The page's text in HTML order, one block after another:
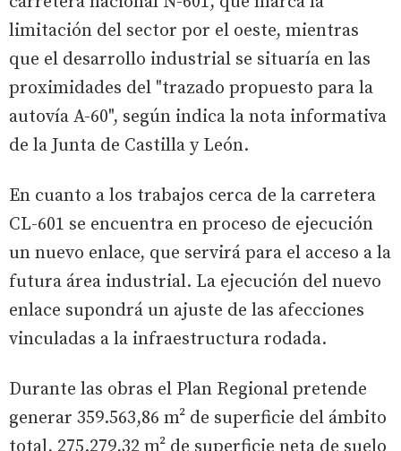
limitación del sector por el oeste, mientras
que el desarrollo industrial se situaría en las
proximidades del "trazado propuesto para la
autovía A-60", según indica la nota informativa
de la Junta de Castilla y León.
En cuanto a los trabajos cerca de la carretera
CL-601 se encuentra en proceso de ejecución
un nuevo enlace, que servirá para el acceso a la
futura área industrial. La ejecución del nuevo
enlace supondrá un ajuste de las afecciones
vinculadas a la infraestructura rodada.
Durante las obras el Plan Regional pretende
generar 359.563,86 m² de superficie del ámbito